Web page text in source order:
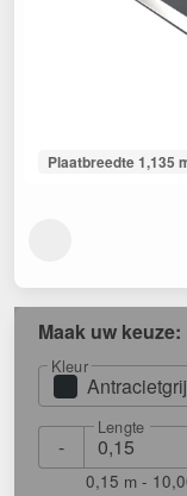
Plaatbreedte 1,135
Maak uw keuze:
Kleur
-
Lengte
0,15 m -